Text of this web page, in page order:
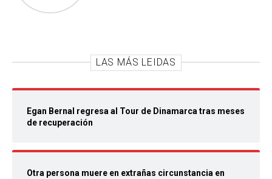
LAS MÁS LEIDAS
Egan Bernal regresa al Tour de Dinamarca tras meses
de recuperación
Otra persona muere en extrañas circunstancia en